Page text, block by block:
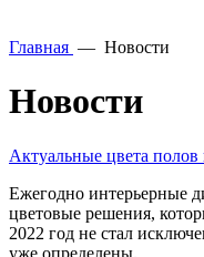
Главная — Новости
Новости
Актуальные цвета полов
Ежегодно интерьерные
цветовые решения,
2022 год не стал
уже определены.